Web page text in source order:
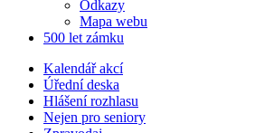
Odkazy
Mapa webu
500 let zámku
Kalendář akcí
Úřední deska
Hlášení rozhlasu
Nejen pro seniory